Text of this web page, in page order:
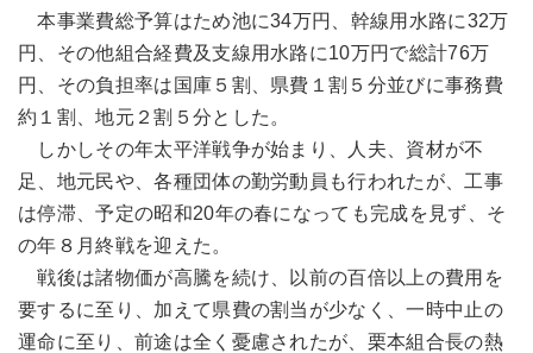
本事業費総予算はため池に34万円、幹線用水路に32万
円、その他組合経費及支線用水路に10万円で総計76万
円、その負担率は国庫５割、県費１割５分並びに事務費
約１割、地元２割５分とした。
しかしその年太平洋戦争が始まり、人夫、資材が不
足、地元民や、各種団体の勤労動員も行われたが、工事
は停滞、予定の昭和20年の春になっても完成を見ず、そ
の年８月終戦を迎えた。
戦後は諸物価が高騰を続け、以前の百倍以上の費用を
要するに至り、加えて県費の割当が少なく、一時中止の
運命に至り、前途は全く憂慮されたが、栗本組合長の熱